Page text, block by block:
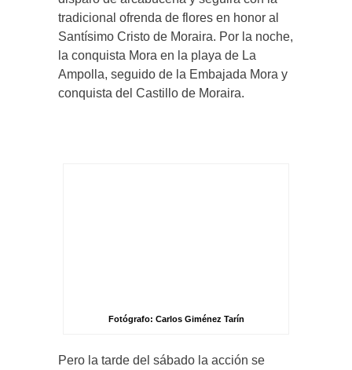
tradicional ofrenda de flores en honor al
Santísimo Cristo de Moraira. Por la noche,
la conquista Mora en la playa de La
Ampolla, seguido de la Embajada Mora y
conquista del Castillo de Moraira.
Fotógrafo: Carlos Giménez Tarín
Pero la tarde del sábado la acción se